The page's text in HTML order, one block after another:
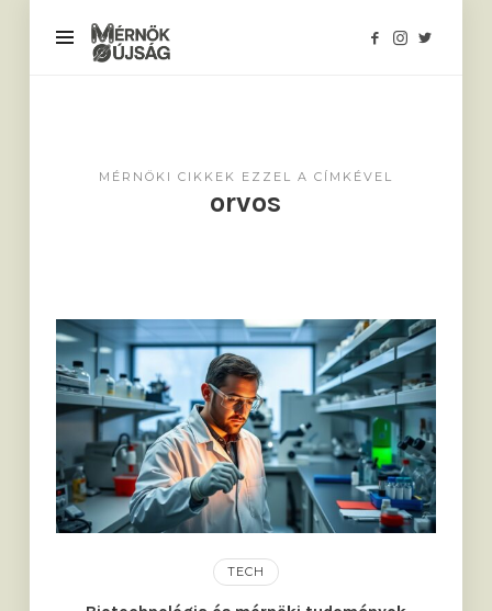
Mérnökújság
MÉRNÖKI CIKKEK EZZEL A CÍMKÉVEL
orvos
TECH